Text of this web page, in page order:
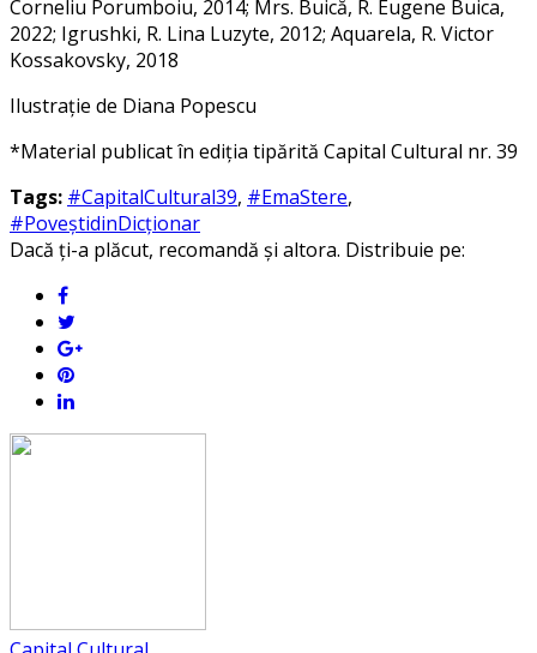
Corneliu Porumboiu, 2014; Mrs. Buică, R. Eugene Buica,
2022; Igrushki, R. Lina Luzyte, 2012; Aquarela, R. Victor
Kossakovsky, 2018
Ilustrație de Diana Popescu
*Material publicat în ediția tipărită Capital Cultural nr. 39
Tags: #CapitalCultural39, #EmaStere,
#PoveștidinDicționar
Dacă ți-a plăcut, recomandă și altora. Distribuie pe: